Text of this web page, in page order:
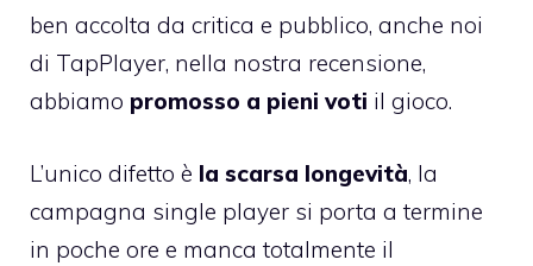
ben accolta da critica e pubblico, anche noi
di TapPlayer, nella nostra recensione,
abbiamo promosso a pieni voti il gioco.
L’unico difetto è la scarsa longevità, la
campagna single player si porta a termine
in poche ore e manca totalmente il